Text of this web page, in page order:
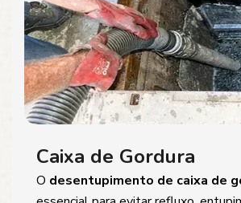
Caixa de Gordura
O desentupimento de caixa de